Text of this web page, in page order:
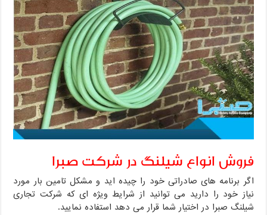
فروش انواع شیلنگ در شرکت صبرا
اگر برنامه های صادراتی خود را چیده اید و مشکل تامین بار مورد
نیاز خود را دارید می توانید از شرایط ویژه ای که شرکت تجاری
شیلنگ صبرا در اختیار شما قرار می دهد استفاده نمایید.